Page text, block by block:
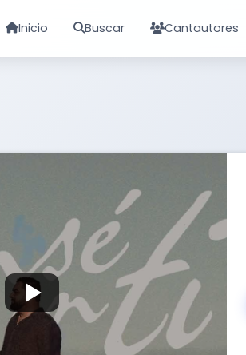
Inicio Buscar Cantautores